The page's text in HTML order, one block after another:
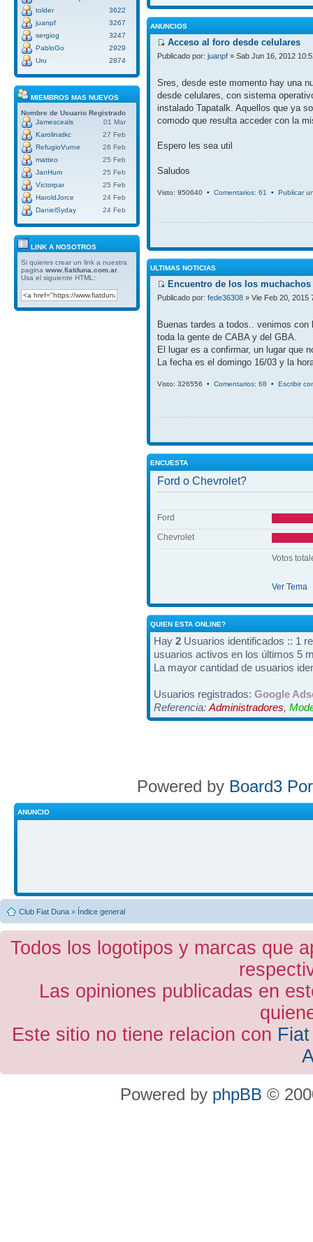
tolder
3622
juanpf
3267
sergiog
3247
PabloGo
2929
Uru
2874
MIEMBROS MAS NUEVOS
Nombre de Usuario Registrado
Jamesceals
01 Mar
Karolinatkc
27 Feb
RefugioVurne
26 Feb
matteo
25 Feb
JanHum
25 Feb
Victorpar
25 Feb
HaroldJorce
24 Feb
DanielSyday
24 Feb
LINK A NOSOTROS
Si quieres crear un link a nuestra
pagina www.fiatduna.com.ar
Usa el siguiente HTML:
ANUNCIOS
Acceso al foro desde celulares
Publicado por: juanpf » Sab Jun 16, 2012
Sres, desde este momento hay una
desde celulares, con sistema
instalado Tapatalk. Aquellos que ya
comodo que resulta acceder con la
Espero les sea util
Saludos
Visto: 950640 • Comentarios: 61 • Publicar
ULTIMAS NOTICIAS
Encuentro de los los
Publicado por: fede36308 » Vie Feb 20, 2015
Buenas tardes a todos.. venimos
toda la gente de CABA y del GBA.
El lugar es a confirmar, un lugar que
La fecha es el domingo 16/03 y la
Visto: 326556 • Comentarios: 68 • Escribir
ENCUESTA
Ford o Chevrolet?
Ford
Chevrolet
Votos
Ver Tema
QUIEN ESTA ONLINE?
Hay 2 Usuarios identificados :: 1
usuarios activos en los últimos 5
La mayor cantidad de usuarios
Usuarios registrados: Google
Referencia: Administradores,
Powered by Board3
ANUNCIO
Club Fiat Duna » Índice general
Todos los logotipos y marcas que
Las opiniones publicadas en
Este sitio no tiene relacion con
Powered by phpBB ©